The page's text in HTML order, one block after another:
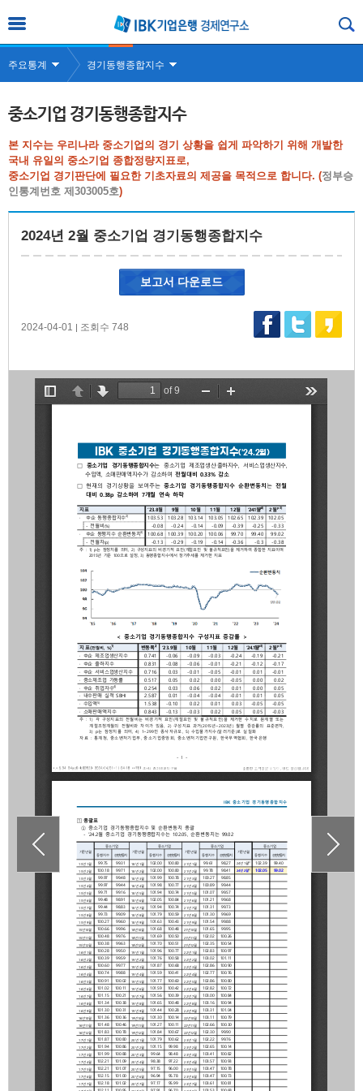
주요통계 경기동행종합지수
중소기업 경기동행종합지수
본 지수는 우리나라 중소기업의 경기 상황을 쉽게 파악하기 위해 개발한
국내 유일의 중소기업 종합정량지표로,
중소기업 경기판단에 필요한 기초자료의 제공을 목적으로 합니다. (정부승
인통계번호 제303005호)
2024년 2월 중소기업 경기동행종합지수
2024-04-01 | 조회수 748
보고서 다운로드